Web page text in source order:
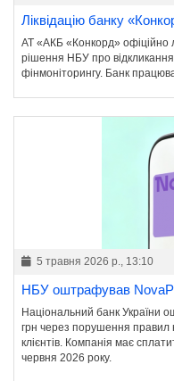
Ліквідацію банку
АТ «АКБ «Конкорд» офіційно
рішення НБУ про
фінмоніторингу. Банк
5 травня 2026 р., 13:10
НБУ оштрафував
Національний банк України
грн через порушення правил
клієнтів. Компанія має
червня 2026 року.